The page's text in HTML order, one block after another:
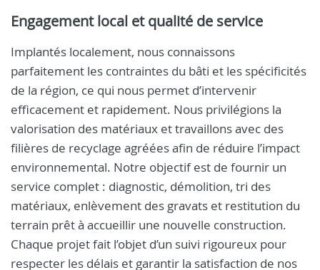
Engagement local et qualité de service
Implantés localement, nous connaissons
parfaitement les contraintes du bâti et les spécificités
de la région, ce qui nous permet d’intervenir
efficacement et rapidement. Nous privilégions la
valorisation des matériaux et travaillons avec des
filières de recyclage agréées afin de réduire l’impact
environnemental. Notre objectif est de fournir un
service complet : diagnostic, démolition, tri des
matériaux, enlèvement des gravats et restitution du
terrain prêt à accueillir une nouvelle construction.
Chaque projet fait l’objet d’un suivi rigoureux pour
respecter les délais et garantir la satisfaction de nos